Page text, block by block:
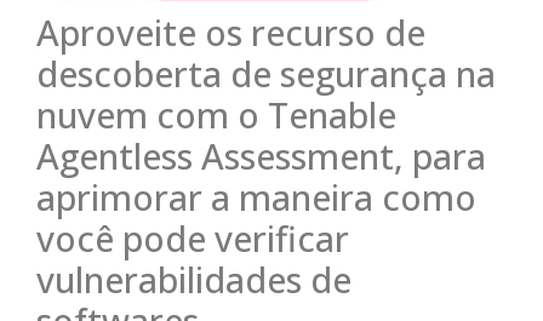
Aproveite os recurso de
descoberta de segurança na
nuvem com o Tenable
Agentless Assessment, para
aprimorar a maneira como
você pode verificar
vulnerabilidades de